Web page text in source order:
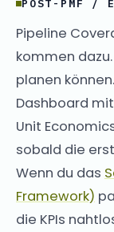
POST-PMF /
Pipeline
kommen
planen
Dashboard mit
Unit
sobald die
Wenn du das
Framework)
die KPIs